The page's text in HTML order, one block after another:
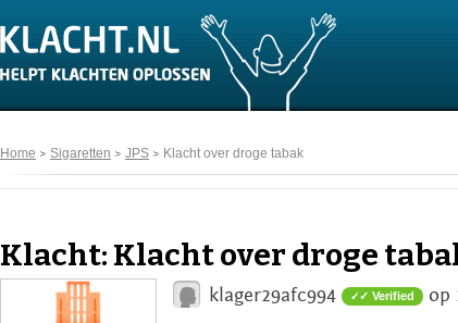
Home Sigaretten JPS Klacht over droge tabak
Klacht: Klacht over droge
klager29afc994 ✓ Verified op